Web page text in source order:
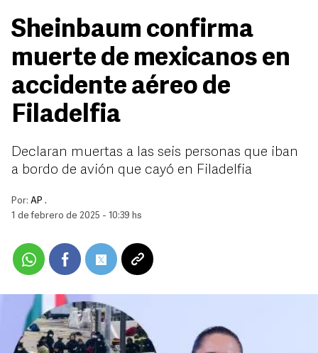
Sheinbaum confirma
muerte de mexicanos en
accidente aéreo de
Filadelfia
Declaran muertas a las seis personas que iban
a bordo de avión que cayó en Filadelfia
Por: AP .
1 de febrero de 2025 - 10:39 hs